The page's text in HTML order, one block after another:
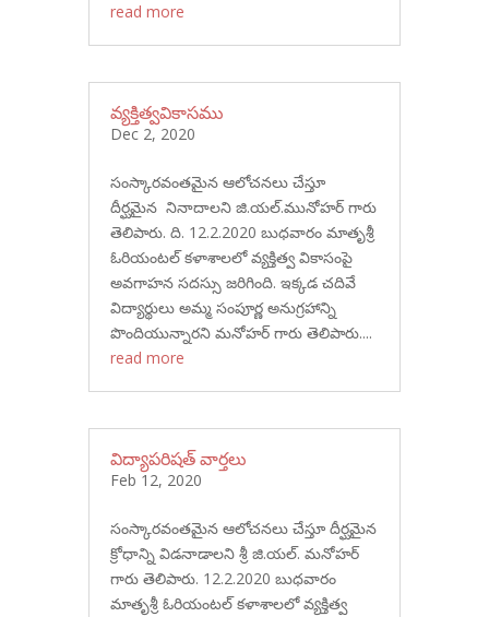
read more
వ్యక్తిత్వవికాసము
Dec 2, 2020
సంస్కారవంతమైన ఆలోచనలు చేస్తూ
దీర్ఘమైన నినాదాలని జి.యల్.మునోహర్ గారు
తెలిపారు. ది. 12.2.2020 బుధవారం మాతృశ్రీ
ఓరియంటల్ కళాశాలలో వ్యక్తిత్వ వికాసంపై
అవగాహన సదస్సు జరిగింది. ఇక్కడ చదివే
విద్యార్థులు అమ్మ సంపూర్ణ అనుగ్రహాన్ని
పొందియున్నారని మనోహర్ గారు తెలిపారు....
read more
విద్యాపరిషత్ వార్తలు
Feb 12, 2020
సంస్కారవంతమైన ఆలోచనలు చేస్తూ దీర్ఘమైన
క్రోధాన్ని విడనాడాలని శ్రీ జి.యల్. మనోహర్
గారు తెలిపారు. 12.2.2020 బుధవారం
మాతృశ్రీ ఓరియంటల్ కళాశాలలో వ్యక్తిత్వ